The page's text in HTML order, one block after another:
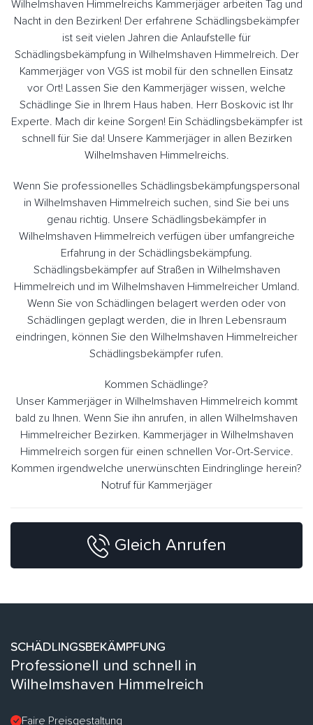
Wilhelmshaven Himmelreichs Kammerjäger arbeiten Tag und
Nacht in den Bezirken! Der erfahrene Schädlingsbekämpfer
ist seit vielen Jahren die Anlaufstelle für
Schädlingsbekämpfung in Wilhelmshaven Himmelreich. Der
Kammerjäger von VGS ist mobil für den schnellen Einsatz
vor Ort! Lassen Sie den Kammerjäger wissen, welche
Schädlinge Sie in Ihrem Haus haben. Herr Boskovic ist Ihr
Experte. Mach dir keine Sorgen! Ein Schädlingsbekämpfer ist
schnell für Sie da! Unsere Kammerjäger in allen Bezirken
Wilhelmshaven Himmelreichs.
Wenn Sie professionelles Schädlingsbekämpfungspersonal
in Wilhelmshaven Himmelreich suchen, sind Sie bei uns
genau richtig. Unsere Schädlingsbekämpfer in
Wilhelmshaven Himmelreich verfügen über umfangreiche
Erfahrung in der Schädlingsbekämpfung.
Schädlingsbekämpfer auf Straßen in Wilhelmshaven
Himmelreich und im Wilhelmshaven Himmelreicher Umland.
Wenn Sie von Schädlingen belagert werden oder von
Schädlingen geplagt werden, die in Ihren Lebensraum
eindringen, können Sie den Wilhelmshaven Himmelreicher
Schädlingsbekämpfer rufen.
Kommen Schädlinge?
Unser Kammerjäger in Wilhelmshaven Himmelreich kommt
bald zu Ihnen. Wenn Sie ihn anrufen, in allen Wilhelmshaven
Himmelreicher Bezirken. Kammerjäger in Wilhelmshaven
Himmelreich sorgen für einen schnellen Vor-Ort-Service.
Kommen irgendwelche unerwünschten Eindringlinge herein?
Notruf für Kammerjäger
Gleich Anrufen
SCHÄDLINGSBEKÄMPFUNG
Professionell und schnell in
Wilhelmshaven Himmelreich
Faire Preisgestaltung